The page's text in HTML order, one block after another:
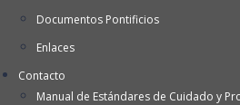
Documentos Pontificios
Enlaces
Contacto
Manual de Estándares de Cuidado y